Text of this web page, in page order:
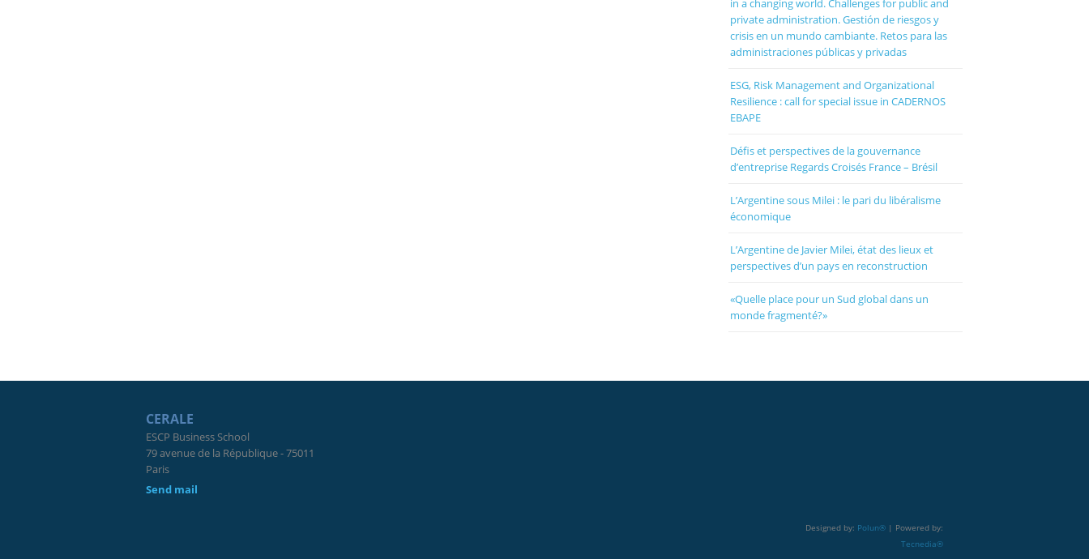
in a changing world. Challenges for public and
private administration. Gestión de riesgos y
crisis en un mundo cambiante. Retos para las
administraciones públicas y privadas
ESG, Risk Management and Organizational
Resilience : call for special issue in CADERNOS
EBAPE
Défis et perspectives de la gouvernance
d’entreprise Regards Croisés France – Brésil
L’Argentine sous Milei : le pari du libéralisme
économique
L’Argentine de Javier Milei, état des lieux et
perspectives d’un pays en reconstruction
«Quelle place pour un Sud global dans un
monde fragmenté?»
CERALE
ESCP Business School
79 avenue de la République - 75011
Paris
Send mail
Designed by: Polun®| Powered by:
Tecnedia®